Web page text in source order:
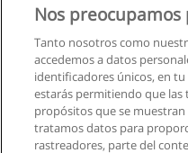
Ocupacional
Curso de uso
limpieza de plantas
Nos
Tanto nosotros como
accedemos a datos
identificadores únicos, en tu
estarás permitiendo que
propósitos que se
tratamos datos para
rastreadores, parte del